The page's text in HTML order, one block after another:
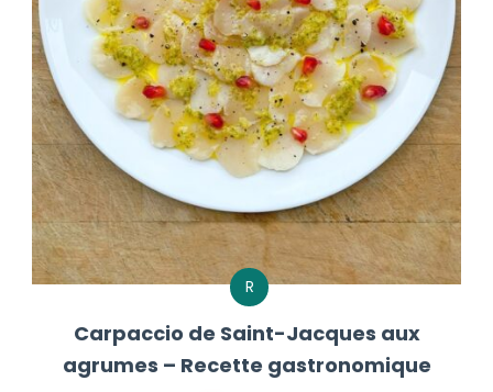
R
Carpaccio de Saint-Jacques aux
agrumes – Recette gastronomique